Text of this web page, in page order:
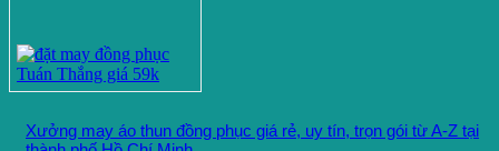
Xưởng may áo thun đồng phục giá rẻ, uy tín, trọn gói từ A-Z tại